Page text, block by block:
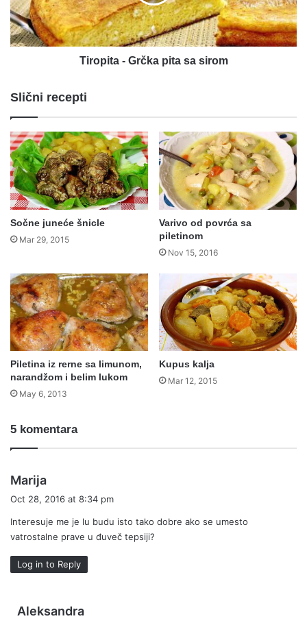
Tiropita - Grčka pita sa sirom
Slični recepti
Sočne juneće šnicle
Mar 29, 2015
Varivo od povrća sa
piletinom
Nov 15, 2016
Piletina iz rerne sa limunom,
narandžom i belim lukom
May 6, 2013
Kupus kalja
Mar 12, 2015
5 komentara
Marija
s
:
Oct 28, 2016 at 8:34 pm
Interesuje me je lu budu isto tako dobre ako se umesto
vatrostalne prave u đuveč tepsiji?
Log in to Reply
Aleksandra